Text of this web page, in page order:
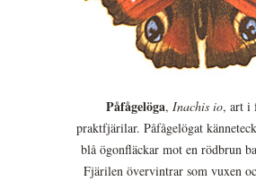
Påfågelöga, Inachis io, art i
praktfjärilar. Påfågelögat
blå ögonfläckar mot en rödbrun
Fjärilen övervintrar som vuxen